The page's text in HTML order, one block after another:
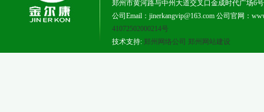
郑州市黄河路与中州大道交叉口金成时代广场6号
公司Email：jinerkangvip@163.com 公司官网：
41072502000214号
技术支持: 郑州网络公司 郑州网站建设